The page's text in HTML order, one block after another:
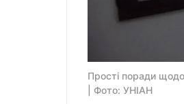
Прості поради
| Фото: УНІАН